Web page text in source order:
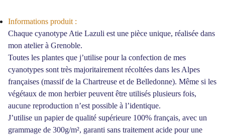
Informations produit :
Chaque cyanotype Atie Lazuli est une pièce unique, réalisée dans
mon atelier à Grenoble.
Toutes les plantes que j’utilise pour la confection de mes
cyanotypes sont très majoritairement récoltées dans les Alpes
françaises (massif de la Chartreuse et de Belledonne). Même si les
végétaux de mon herbier peuvent être utilisés plusieurs fois,
aucune reproduction n’est possible à l’identique.
J’utilise un papier de qualité supérieure 100% français, avec un
grammage de 300g/m², garanti sans traitement acide pour une